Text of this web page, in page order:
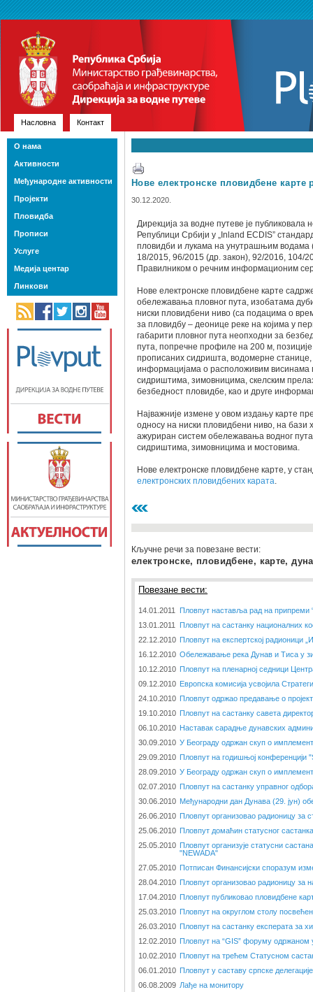
Насловна Контакт
Нове електронске пловидбене карте
30.12.2020.
Дирекција за водне путеве је публиковала
Републици Србији у „Inland ECDIS”
пловидби и лукама на унутрашњим водама
18/2015, 96/2015 (др. закон), 92/2016, 104/
Правилником о речним информационим
Нове електронске пловидбене карте
обележавања пловног пута, изобатама
ниски пловидбени ниво (са подацима о
за пловидбу – деонице реке на којима у
габарити пловног пута неопходни за
пута, попречне профиле на 200 м,
прописаних сидришта, водомерне
информацијама о расположивим висинама
сидриштима, зимовницима, скелским
безбедност пловидбе, као и друге
Најважније измене у овом издању карте
односу на ниски пловидбени ниво, на
ажуриран систем обележавања водног
сидриштима, зимовницима и мостовима.
Нове електронске пловидбене карте, у
електронских пловидбених карата.
Кључне речи за повезане вести:
електронске, пловидбене, карте,
Повезане вести:
14.01.2011
Пловпут наставља рад на припреми
13.01.2011
Пловпут на састанку националних
22.12.2010 Пловпут на експертској радионици
16.12.2010 Обележавање река Дунав и Тиса у
10.12.2010 Пловпут на пленарној седници
09.12.2010 Европска комисија усвојила
24.10.2010 Пловпут одржао предавање о
19.10.2010 Пловпут на састанку савета
06.10.2010 Наставак сарадње дунавских
30.09.2010 У Београду одржан скуп о
29.09.2010 Пловпут на годишњој конференцији
28.09.2010 У Београду одржан скуп о
02.07.2010 Пловпут на састанку управног
30.06.2010 Међународни дан Дунава (29. јун)
26.06.2010 Пловпут организовао радионицу за
25.06.2010 Пловпут домаћин статусног састанка
25.05.2010 Пловпут организује статусни
"NEWADA"
27.05.2010 Потписан Финансијски споразум
28.04.2010 Пловпут организовао радионицу за
17.04.2010 Пловпут публиковао пловидбене
25.03.2010 Пловпут на округлом столу
26.03.2010 Пловпут на састанку експерата за
12.02.2010 Пловпут на “GIS” форуму одржаном
10.02.2010 Пловпут на трећем Статусном
06.01.2010 Пловпут у саставу српске
06.08.2009 Лађе на монитору
О нама
Активности
Међународне активности
Пројекти
Пловидба
Прописи
Услуге
Медија центар
Линкови